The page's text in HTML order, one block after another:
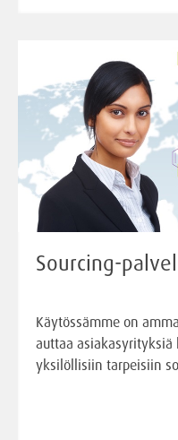
Sourcing-
Käytössämme on
auttaa
yksilöllisiin tarpeisiin